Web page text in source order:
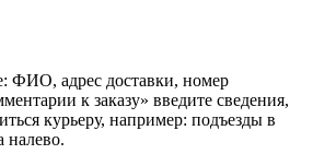
ФИО, адрес доставки, номер
к заказу» введите сведения,
курьеру, например: подъезды в
налево.